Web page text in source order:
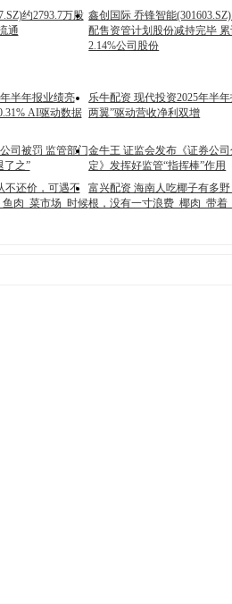
约2793.7万股
通
鑫创国际 乔锋智能
配售资管计划股份减持完毕
2.14%公司股份
半年报业绩亮
AI驱动数据
乐牛配资 现代投资2025年半
两翼”驱动营收净利双增
司被罚 监管部门
了之”
金牛王 证监会发布《证券公
定》发挥好监管“指挥棒”作用
不还价，可遇不
肉_菜市场_时候
富兴配资 海南人吃椰子有多
根，没有一寸浪费_椰肉_带着